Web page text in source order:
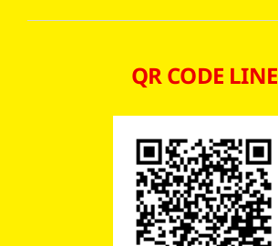
QR CODE LINE